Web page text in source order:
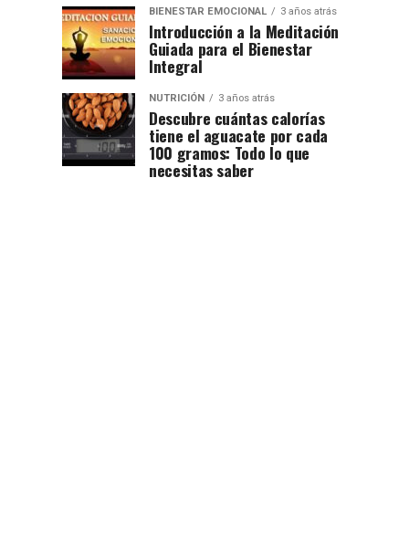
BIENESTAR EMOCIONAL 3 años atrás
Introducción a la Meditación
Guiada para el Bienestar
Integral
NUTRICIÓN 3 años atrás
Descubre cuántas calorías
tiene el aguacate por cada
100 gramos: Todo lo que
necesitas saber